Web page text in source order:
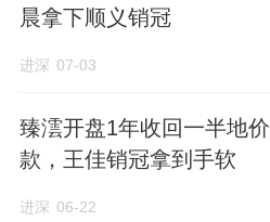
晨拿下顺义销冠
进深 07-03
臻澐开盘1年收回一半地价
款，王佳销冠拿到手软
进深 06-22